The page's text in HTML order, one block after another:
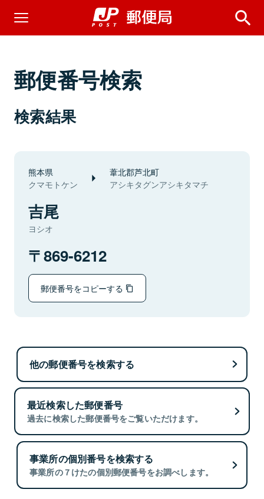
郵便番号検索
検索結果
熊本県
クマモトケン
葦北郡芦北町
アシキタグンアシキタマチ
吉尾
ヨシオ
869-6212
郵便番号をコピーする
他の郵便番号を検索する
最近検索した郵便番号
過去に検索した郵便番号をご覧いただけます。
事業所の個別番号を検索する
事業所の７けたの個別郵便番号をお調べします。